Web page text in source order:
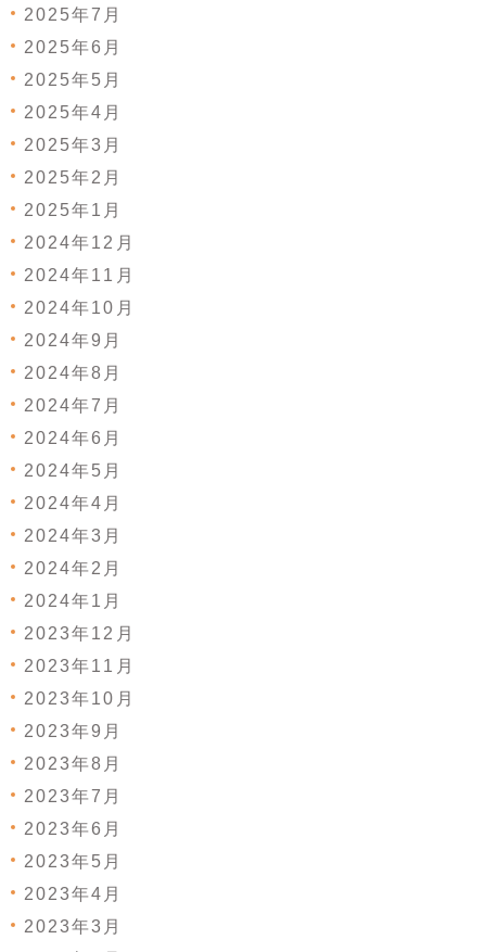
2025年7月
2025年6月
2025年5月
2025年4月
2025年3月
2025年2月
2025年1月
2024年12月
2024年11月
2024年10月
2024年9月
2024年8月
2024年7月
2024年6月
2024年5月
2024年4月
2024年3月
2024年2月
2024年1月
2023年12月
2023年11月
2023年10月
2023年9月
2023年8月
2023年7月
2023年6月
2023年5月
2023年4月
2023年3月